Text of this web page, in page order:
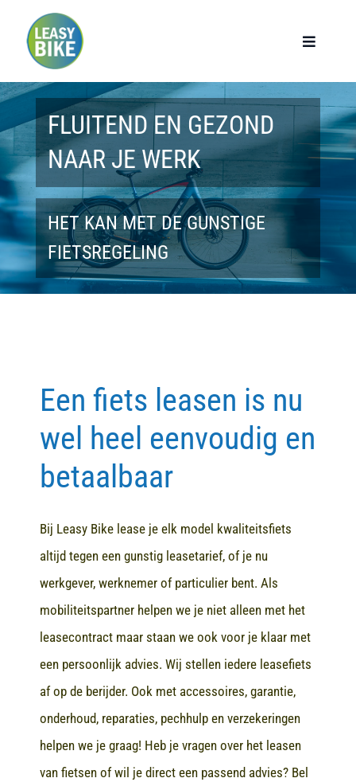
Toggle
Home
Werknemers
Werkgevers
Privé lease
Modellen
Contact
FLUITEND EN GEZOND
NAAR JE WERK
HET KAN MET DE GUNSTIGE
FIETSREGELING
Een fiets leasen is nu
wel heel eenvoudig en
betaalbaar
Bij Leasy Bike lease je elk model kwaliteitsfiets
altijd tegen een gunstig leasetarief, of je nu
werkgever, werknemer of particulier bent. Als
mobiliteitspartner helpen we je niet alleen met het
leasecontract maar staan we ook voor je klaar met
een persoonlijk advies. Wij stellen iedere leasefiets
af op de berijder. Ook met accessoires, garantie,
onderhoud, reparaties, pechhulp en verzekeringen
helpen we je graag! Heb je vragen over het leasen
van fietsen of wil je direct een passend advies? Bel